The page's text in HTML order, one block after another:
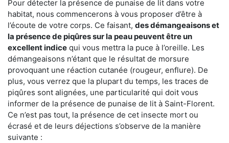
Pour détecter la présence de punaise de lit dans votre
habitat, nous commencerons à vous proposer d’être à
l’écoute de votre corps. Ce faisant, des démangeaisons et
la présence de piqûres sur la peau peuvent être un
excellent indice qui vous mettra la puce à l’oreille. Les
démangeaisons n’étant que le résultat de morsure
provoquant une réaction cutanée (rougeur, enflure). De
plus, vous verrez que la plupart du temps, les traces de
piqûres sont alignées, une particularité qui doit vous
informer de la présence de punaise de lit à Saint-Florent.
Ce n’est pas tout, la présence de cet insecte mort ou
écrasé et de leurs déjections s’observe de la manière
suivante :